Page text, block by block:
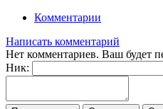
Комментарии
Написать комментарий
Нет комментариев. Ваш будет
Ник: